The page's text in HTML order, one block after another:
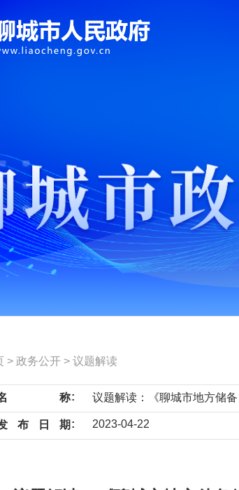
> 政务公开 > 议题解读
称
布 日 期 2023-04-22